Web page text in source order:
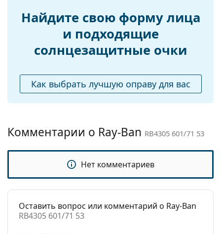
носоупоры:
Нет
чистки:
Да
Другое
Категория:
Солнцезащитные очки
Бренд:
Ray-Ban
Использование:
Модные
Доступен рецепт:
Да
Найдите свою форму лица
и подходящие
солнцезащитные очки
Как выбрать лучшую оправу для вас
Комментарии о Ray-Ban RB4305 601/71 53
Нет комментариев
Оставить вопрос или комментарий о Ray-Ban
RB4305 601/71 53